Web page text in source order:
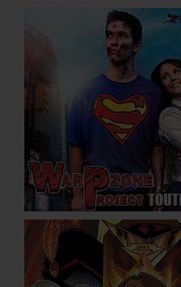
Chronologie Noob
Chronologie Néogicia
COMMUNAUTE
Haut Faits
Classement
COMMUNICATION
Agenda